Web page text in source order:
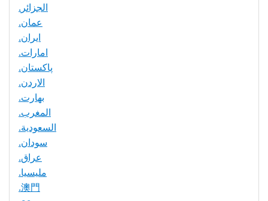
.الجزائر
.عمان
.ایران
.امارات
.پاکستان
.الاردن
.بھارت
.المغرب
.السعودية
.سودان
.عراق
.مليسيا
.澳門